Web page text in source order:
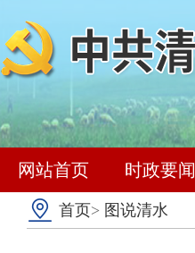
网站首页 时政要闻
首页> 图说清水